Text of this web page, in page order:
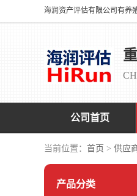
公司首页
当前位置： 首页 > 供应
产品分类